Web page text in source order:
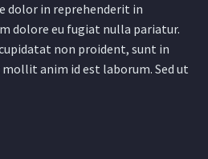
dolor in reprehenderit in
dolore eu fugiat nulla pariatur.
non proident, sunt in
anim id est laborum. Sed ut